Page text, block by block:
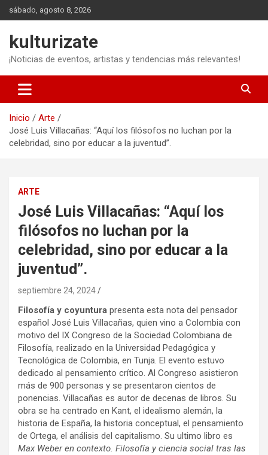
Saltar
al
sábado, agosto 8, 2026
kulturizate
¡Noticias de eventos, artistas y tendencias más relevantes!
Inicio
Arte
José Luis Villacañas: “Aquí los filósofos no luchan por la
celebridad, sino por educar a la juventud”.
ARTE
José Luis Villacañas: “Aquí los
filósofos no luchan por la
celebridad, sino por educar a la
juventud”.
septiembre 24, 2024
Filosofía y coyuntura presenta esta nota del pensador
español José Luis Villacañas, quien vino a Colombia con
motivo del IX Congreso de la Sociedad Colombiana de
Filosofía, realizado en la Universidad Pedagógica y
Tecnológica de Colombia, en Tunja. El evento estuvo
dedicado al pensamiento crítico. Al Congreso asistieron
más de 900 personas y se presentaron cientos de
ponencias. Villacañas es autor de decenas de libros. Su
obra se ha centrado en Kant, el idealismo alemán, la
historia de España, la historia conceptual, el pensamiento
de Ortega, el análisis del capitalismo. Su ultimo libro es
Max Weber en contexto. Filosofía y ciencia social tras las